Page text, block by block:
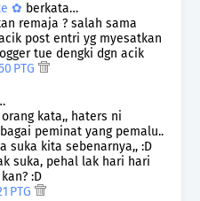
✿ berkata…
remaja ? salah sama
post entri yg myesatkan
tue dengki dgn acik
PTG
kata,, haters ni
peminat yang pemalu..
suka kita sebenarnya,, :D
suka, pehal lak hari hari
:D
PTG